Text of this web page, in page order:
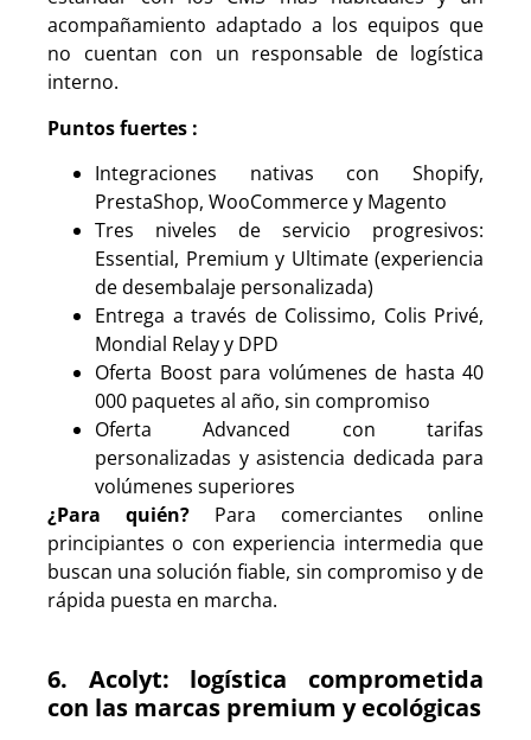
acompañamiento adaptado a los equipos que
no cuentan con un responsable de logística
interno.
Puntos fuertes :
Integraciones nativas con Shopify,
PrestaShop, WooCommerce y Magento
Tres niveles de servicio progresivos:
Essential, Premium y Ultimate (experiencia
de desembalaje personalizada)
Entrega a través de Colissimo, Colis Privé,
Mondial Relay y DPD
Oferta Boost para volúmenes de hasta 40
000 paquetes al año, sin compromiso
Oferta Advanced con tarifas
personalizadas y asistencia dedicada para
volúmenes superiores
¿Para quién? Para comerciantes online
principiantes o con experiencia intermedia que
buscan una solución fiable, sin compromiso y de
rápida puesta en marcha.
6. Acolyt: logística comprometida
con las marcas premium y ecológicas